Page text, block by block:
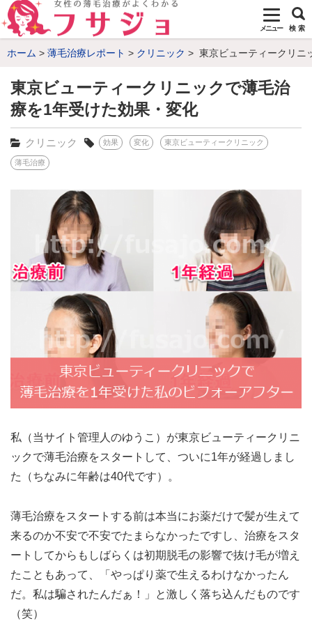
メニュー 検 索
ホーム 薄毛治療レポート クリニック 東京ビューティークリニ
東京ビューティークリニックで薄毛治
療を1年受けた効果・変化
クリニック 効果 変化 東京ビューティークリニック
薄毛治療
私（当サイト管理人のゆうこ）が東京ビューティークリニ
ックで薄毛治療をスタートして、ついに1年が経過しまし
た（ちなみに年齢は40代です）。
薄毛治療をスタートする前は本当にお薬だけで髪が生えて
来るのか不安で不安でたまらなかったですし、治療をスタ
ートしてからもしばらくは初期脱毛の影響で抜け毛が増え
たこともあって、「やっぱり薬で生えるわけなかったん
だ。私は騙されたんだぁ！」と激しく落ち込んだものです
（笑）